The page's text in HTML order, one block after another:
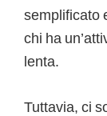
semplificato
chi ha
lenta.
Tuttavia, ci